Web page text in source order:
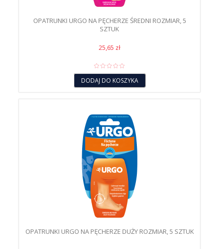
OPATRUNKI URGO NA PĘCHERZE ŚREDNI ROZMIAR, 5
SZTUK
25,65 zł
DODAJ DO KOSZYKA
OPATRUNKI URGO NA PĘCHERZE DUŻY ROZMIAR, 5 SZTUK